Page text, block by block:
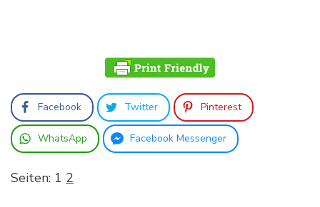
Facebook Twitter Pinterest
WhatsApp Facebook Messenger
Seiten: 1 2